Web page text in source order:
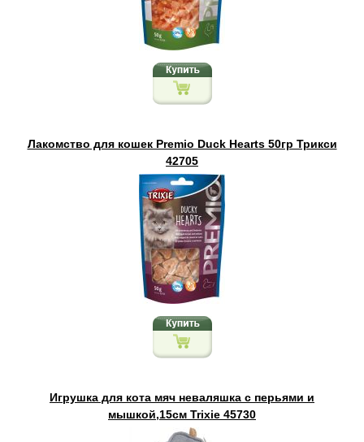
Лакомство для кошек Premio Duck Hearts 50гр Трикси
42705
Игрушка для кота мяч неваляшка с перьями и
мышкой,15см Trixie 45730